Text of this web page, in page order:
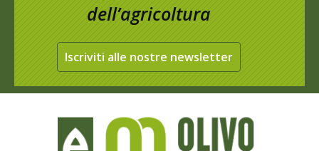
dell’agricoltura
Iscriviti alle nostre newsletter